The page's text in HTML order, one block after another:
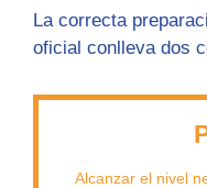
La correcta
oficial conlleva dos
Alcanzar el nivel